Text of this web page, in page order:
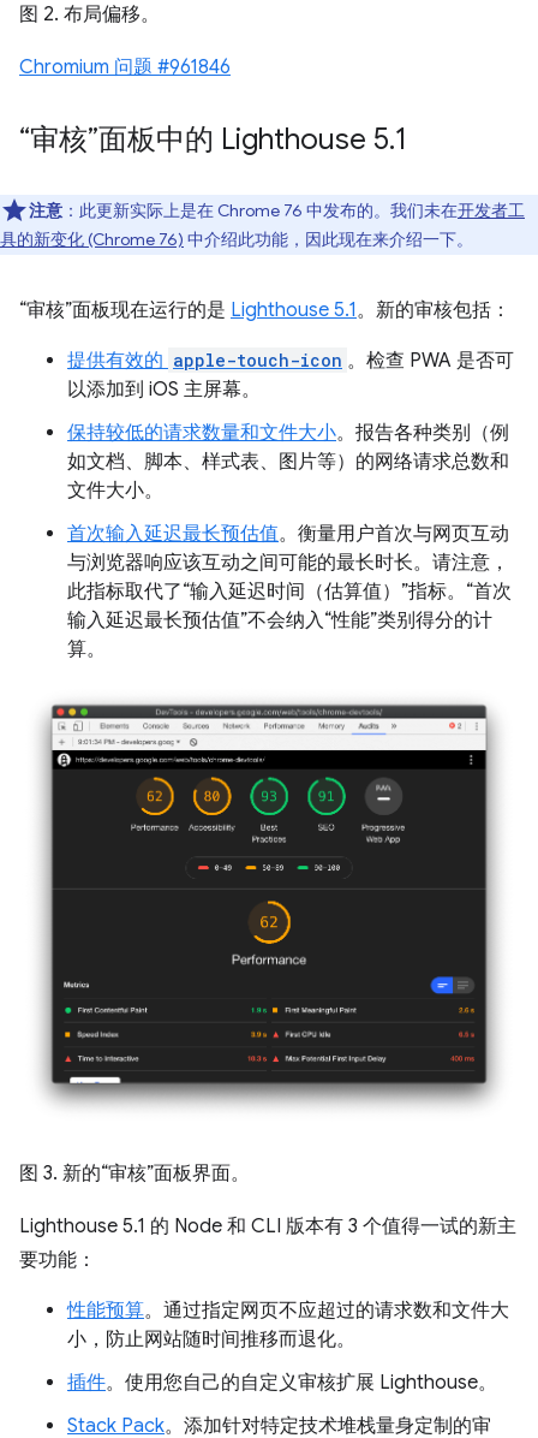
图 2. 布局偏移。
Chromium 问题 #961846
“审核”面板中的 Lighthouse 5.1
注意 ：此更新实际上是在 Chrome 76 中发布的。我们未在开发者工
具的新变化 (Chrome 76) 中介绍此功能，因此现在来介绍一下。
“审核”面板现在运行的是 Lighthouse 5.1。新的审核包括：
提供有效的 apple-touch-icon 。检查 PWA 是否可
以添加到 iOS 主屏幕。
保持较低的请求数量和文件大小。报告各种类别（例
如文档、脚本、样式表、图片等）的网络请求总数和
文件大小。
首次输入延迟最长预估值。衡量用户首次与网页互动
与浏览器响应该互动之间可能的最长时长。请注意，
此指标取代了“输入延迟时间（估算值）”指标。“首次
输入延迟最长预估值”不会纳入“性能”类别得分的计
算。
图 3. 新的“审核”面板界面。
Lighthouse 5.1 的 Node 和 CLI 版本有 3 个值得一试的新主
要功能：
性能预算。通过指定网页不应超过的请求数和文件大
小，防止网站随时间推移而退化。
插件。使用您自己的自定义审核扩展 Lighthouse。
Stack Pack。添加针对特定技术堆栈量身定制的审